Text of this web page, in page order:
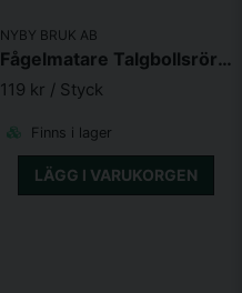
NYBY BRUK AB
Fågelmatare Talgbollsrör svart
119 kr / Styck
Finns i lager
LÄGG I VARUKORGEN